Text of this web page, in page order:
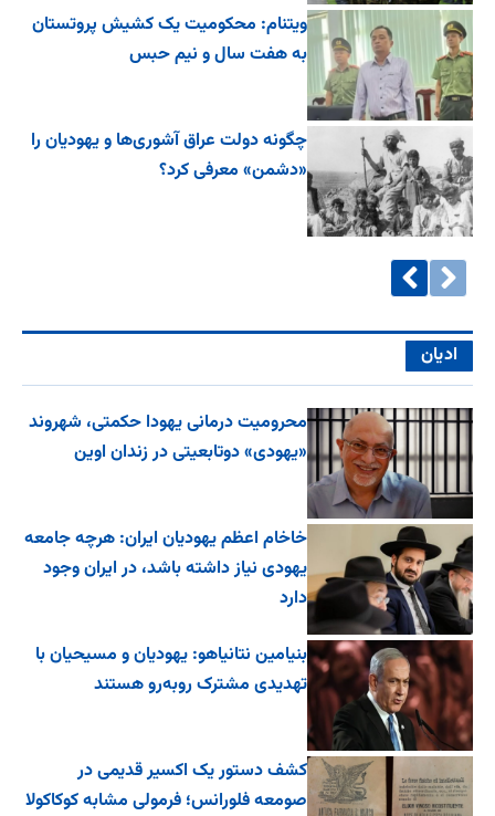
ویتنام: محکومیت یک کشیش پروتستان
به هفت سال و نیم حبس
چگونه دولت عراق آشوری‌ها و یهودیان را
«دشمن» معرفی کرد؟
ادیان
محرومیت درمانی یهودا حکمتی، شهروند
«یهودی» دوتابعیتی در زندان اوین
خاخام اعظم یهودیان ایران: هرچه جامعه
یهودی نیاز داشته باشد، در ایران وجود
دارد
بنیامین نتانیاهو: یهودیان و مسیحیان با
تهدیدی مشترک روبه‌رو هستند
کشف دستور یک اکسیر قدیمی در
صومعه فلورانس؛ فرمولی مشابه کوکاکولا